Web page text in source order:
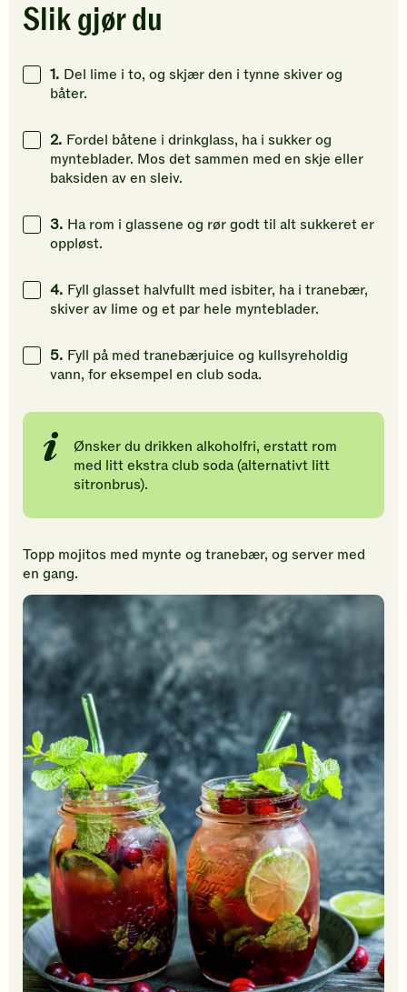
stjerner.
Klikk
å
gi
å
gi
Slik gjør du
1. Del lime i to, og skjær den i tynne skiver og
båter.
2. Fordel båtene i drinkglass, ha i sukker og
mynteblader. Mos det sammen med en skje eller
baksiden av en sleiv.
3. Ha rom i glassene og rør godt til alt sukkeret er
oppløst.
4. Fyll glasset halvfullt med isbiter, ha i tranebær,
skiver av lime og et par hele mynteblader.
5. Fyll på med tranebærjuice og kullsyreholdig
vann, for eksempel en club soda.
Ønsker du drikken alkoholfri, erstatt rom
med litt ekstra club soda (alternativt litt
sitronbrus).
Topp mojitos med mynte og tranebær, og server med
en gang.